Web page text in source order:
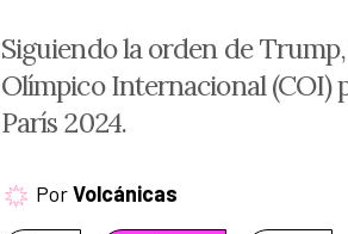
Siguiendo la orden de
Olímpico Internacional
París 2024.
PorVolcánicas